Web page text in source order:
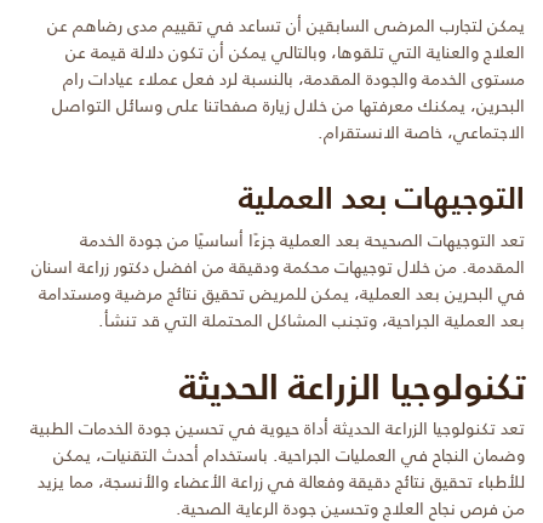
يمكن لتجارب المرضى السابقين أن تساعد في تقييم مدى رضاهم عن
العلاج والعناية التي تلقوها، وبالتالي يمكن أن تكون دلالة قيمة عن
مستوى الخدمة والجودة المقدمة، بالنسبة لرد فعل عملاء عيادات رام
البحرين، يمكنك معرفتها من خلال زيارة صفحاتنا على وسائل التواصل
الاجتماعي، خاصة الانستقرام.
التوجيهات بعد العملية
تعد التوجيهات الصحيحة بعد العملية جزءًا أساسيًا من جودة الخدمة
المقدمة. من خلال توجيهات محكمة ودقيقة من افضل دكتور زراعة اسنان
في البحرين بعد العملية، يمكن للمريض تحقيق نتائج مرضية ومستدامة
بعد العملية الجراحية، وتجنب المشاكل المحتملة التي قد تنشأ.
تكنولوجيا الزراعة الحديثة
تعد تكنولوجيا الزراعة الحديثة أداة حيوية في تحسين جودة الخدمات الطبية
وضمان النجاح في العمليات الجراحية. باستخدام أحدث التقنيات، يمكن
للأطباء تحقيق نتائج دقيقة وفعالة في زراعة الأعضاء والأنسجة، مما يزيد
من فرص نجاح العلاج وتحسين جودة الرعاية الصحية.